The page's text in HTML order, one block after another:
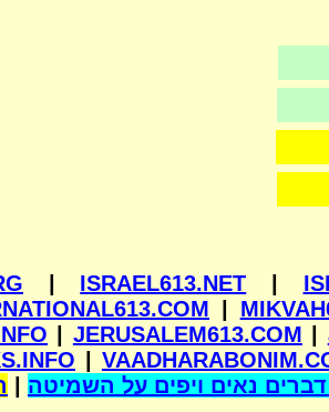
ISRAEL613.NET
JERUSALEM613.COM
נאים ויפים על השמיטה